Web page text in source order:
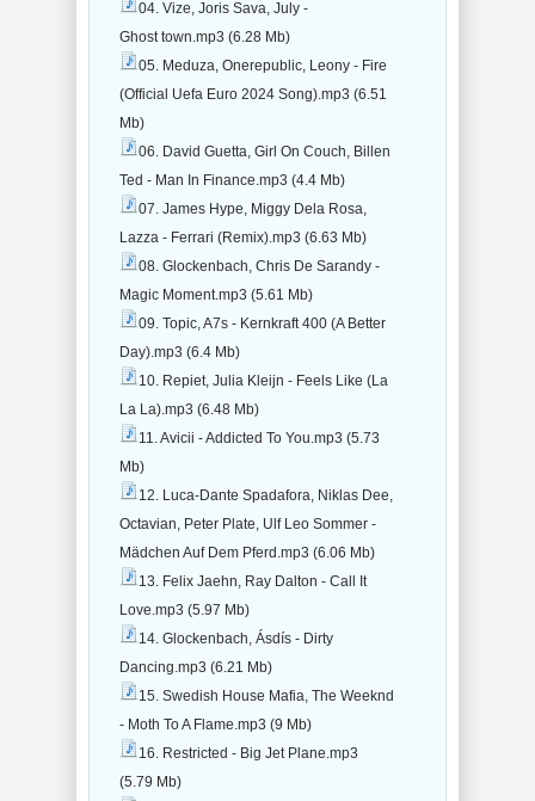
04. Vize, Joris Sava, July -
Ghost town.mp3 (6.28 Mb)
05. Meduza, Onerepublic, Leony - Fire
(Official Uefa Euro 2024 Song).mp3 (6.51
Mb)
06. David Guetta, Girl On Couch, Billen
Ted - Man In Finance.mp3 (4.4 Mb)
07. James Hype, Miggy Dela Rosa,
Lazza - Ferrari (Remix).mp3 (6.63 Mb)
08. Glockenbach, Chris De Sarandy -
Magic Moment.mp3 (5.61 Mb)
09. Topic, A7s - Kernkraft 400 (A Better
Day).mp3 (6.4 Mb)
10. Repiet, Julia Kleijn - Feels Like (La
La La).mp3 (6.48 Mb)
11. Avicii - Addicted To You.mp3 (5.73
Mb)
12. Luca-Dante Spadafora, Niklas Dee,
Octavian, Peter Plate, Ulf Leo Sommer -
Mädchen Auf Dem Pferd.mp3 (6.06 Mb)
13. Felix Jaehn, Ray Dalton - Call It
Love.mp3 (5.97 Mb)
14. Glockenbach, Ásdís - Dirty
Dancing.mp3 (6.21 Mb)
15. Swedish House Mafia, The Weeknd
- Moth To A Flame.mp3 (9 Mb)
16. Restricted - Big Jet Plane.mp3
(5.79 Mb)